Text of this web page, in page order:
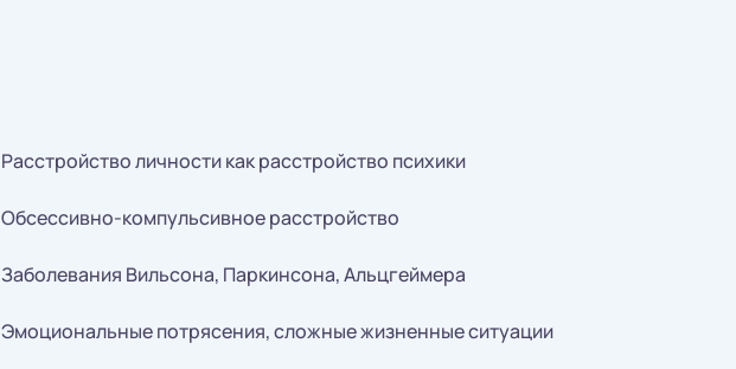
Расстройство личности как расстройство психики
Обсессивно-компульсивное расстройство
Заболевания Вильсона, Паркинсона, Альцгеймера
Эмоциональные потрясения, сложные жизненные ситуации